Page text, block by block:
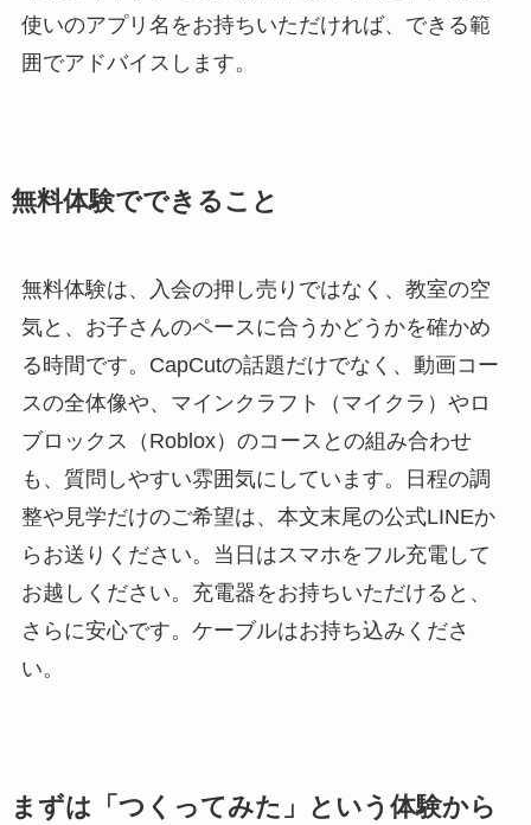
使いのアプリ名をお持ちいただければ、できる範
囲でアドバイスします。
無料体験でできること
無料体験は、入会の押し売りではなく、教室の空
気と、お子さんのペースに合うかどうかを確かめ
る時間です。CapCutの話題だけでなく、動画コー
スの全体像や、マインクラフト（マイクラ）やロ
ブロックス（Roblox）のコースとの組み合わせ
も、質問しやすい雰囲気にしています。日程の調
整や見学だけのご希望は、本文末尾の公式LINEか
らお送りください。当日はスマホをフル充電して
お越しください。充電器をお持ちいただけると、
さらに安心です。ケーブルはお持ち込みくださ
い。
まずは「つくってみた」という体験から